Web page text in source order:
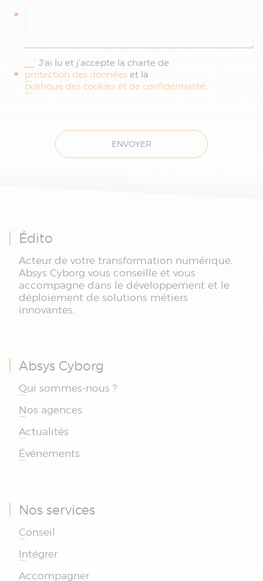
*
*
J'ai lu et j'accepte la charte de
protection des données et la
politique des cookies et de confidentialité.
ENVOYER
Édito
Acteur de votre transformation numérique,
Absys Cyborg vous conseille et vous
accompagne dans le développement et le
déploiement de solutions métiers
innovantes.
Absys Cyborg
Qui sommes-nous ?
Nos agences
Actualités
Événements
Nos services
Conseil
Intégrer
Accompagner